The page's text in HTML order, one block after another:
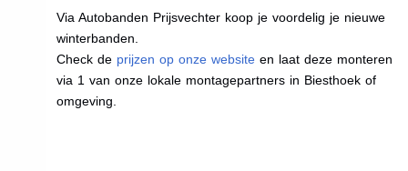
Via Autobanden Prijsvechter koop je voordelig je nieuwe
winterbanden.
Check de prijzen op onze websiteen laat deze monteren
via 1 van onze lokale montagepartners in Biesthoek of
omgeving.